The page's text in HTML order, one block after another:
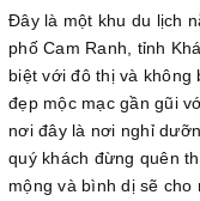
Đây là một khu du lịch
phố Cam Ranh, tỉnh
biệt với đô thị và không
đẹp mộc mạc gần gũi
nơi đây là nơi nghỉ
quý khách đừng quên
mộng và bình dị sẽ